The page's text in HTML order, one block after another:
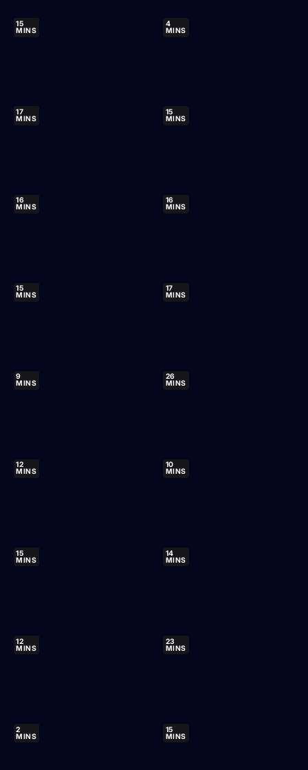
15
MINS
4
MINS
17
MINS
15
MINS
16
MINS
16
MINS
15
MINS
17
MINS
9
MINS
26
MINS
12
MINS
10
MINS
15
MINS
14
MINS
12
MINS
23
MINS
2
MINS
15
MINS